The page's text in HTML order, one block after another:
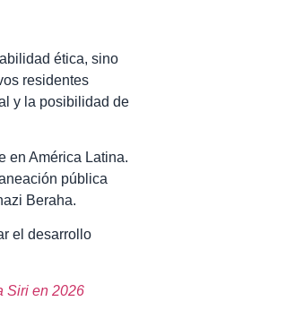
ética, sino
residentes
y la posibilidad de
en América Latina.
pública
Beraha.
el desarrollo
Siri en 2026